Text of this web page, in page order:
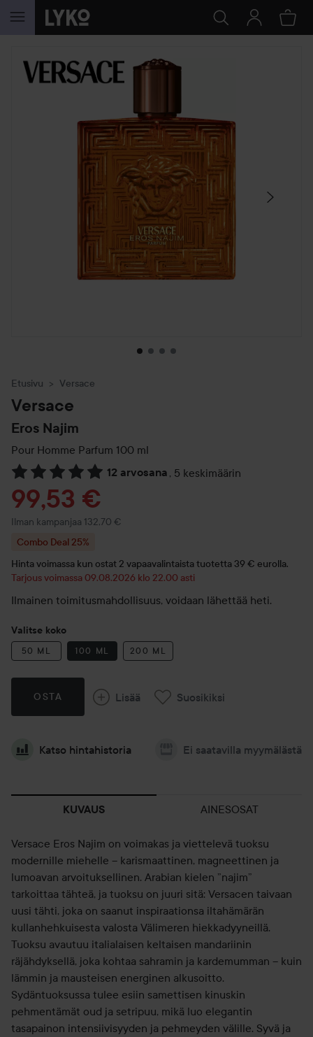
SIIRTYÄ JHK SISÄLTÖÖN
OHITA OSIO
Etusivu Versace
Versace
Eros Najim
Pour Homme Parfum 100 ml
12 arvosana , 5 keskimäärin
Siirtyä jhk Arvosana & kommentit
Tarjoushinta
99,53 €
Ilman kampanjaa 132,70 €
Combo Deal 25%
Hinta voimassa kun ostat 2 vapaavalintaista tuotetta 39 € eurolla.
Tarjous voimassa 09.08.2026 klo 22.00 asti
Ilmainen toimitusmahdollisuus, voidaan lähettää heti.
Valitse koko
50 ML 100 ML 200 ML
OSTA Lisää Suosikiksi
Katso hintahistoria Ei saatavilla myymälästä
KUVAUS AINESOSAT
Versace Eros Najim on voimakas ja viettelevä tuoksu
modernille miehelle – karismaattinen, magneettinen ja
lumoavan arvoituksellinen. Arabian kielen ”najim”
tarkoittaa tähteä, ja tuoksu on juuri sitä: Versacen taivaan
uusi tähti, joka on saanut inspiraationsa iltahämärän
kullanhehkuisesta valosta Välimeren hiekkadyyneillä.
Tuoksu avautuu italialaisen keltaisen mandariinin
räjähdyksellä, joka kohtaa sahramin ja kardemumman – kuin
lämmin ja mausteisen energinen alkusoitto.
Sydäntuoksussa tulee esiin samettisen kinuskin
pehmentämät oud ja setripuu, mikä luo elegantin
tasapainon intensiivisyyden ja pehmeyden välille. Syvä ja